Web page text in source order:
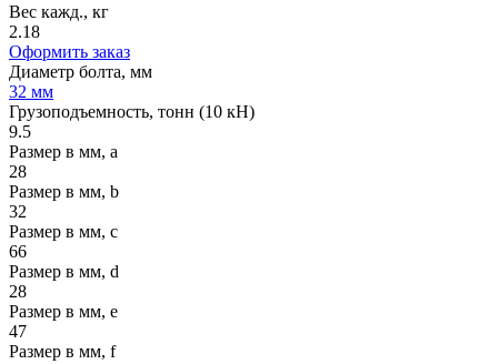
Вес кажд., кг
2.18
Оформить заказ
Диаметр болта, мм
32 мм
Грузоподъемность, тонн (10 кН)
9.5
Размер в мм, a
28
Размер в мм, b
32
Размер в мм, c
66
Размер в мм, d
28
Размер в мм, e
47
Размер в мм, f